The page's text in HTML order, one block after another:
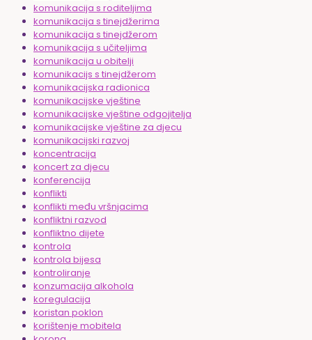
komunikacija s roditeljima
komunikacija s tinejdžerima
komunikacija s tinejdžerom
komunikacija s učiteljima
komunikacija u obitelji
komunikacijs s tinejdžerom
komunikacijska radionica
komunikacijske vještine
komunikacijske vještine odgojitelja
komunikacijske vještine za djecu
komunikacijski razvoj
koncentracija
koncert za djecu
konferencija
konflikti
konflikti među vršnjacima
konfliktni razvod
konfliktno dijete
kontrola
kontrola bijesa
kontroliranje
konzumacija alkohola
koregulacija
koristan poklon
korištenje mobitela